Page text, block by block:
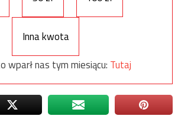
Inna kwota
wparł nas tym miesiącu: Tutaj